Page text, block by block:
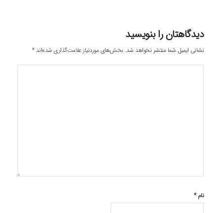
دیدگاهتان را بنویسید
نشانی ایمیل شما منتشر نخواهد شد. بخش‌های موردنیاز علامت‌گذاری شده‌اند*
نام*